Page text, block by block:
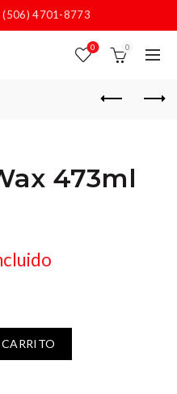
(506) 4701-8773
0 0
473ml